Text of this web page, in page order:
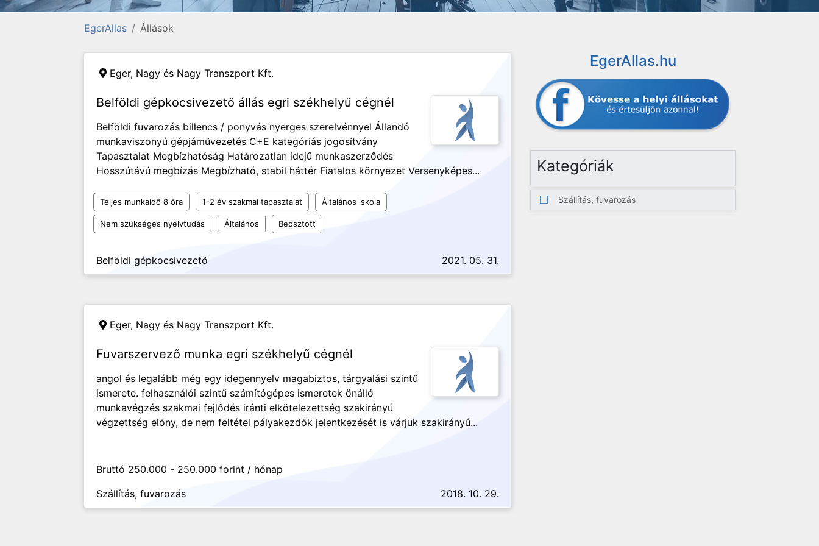
EgerAllas Állások
Eger, Nagy és Nagy Transzport Kft.
Belföldi gépkocsivezető állás egri székhelyű cégnél
Belföldi fuvarozás billencs / ponyvás nyerges szerelvénnyel Állandó
munkaviszonyú gépjáművezetés C+E kategóriás jogosítvány
Tapasztalat Megbízhatóság Határozatlan idejű munkaszerződés
Hosszútávú megbízás Megbízható, stabil háttér Fiatalos környezet Versenyképes...
Teljes munkaidő 8 óra 1-2 év szakmai tapasztalat Általános iskola
Nem szükséges nyelvtudás Általános Beosztott
Belföldi gépkocsivezető 2021. 05. 31.
Eger, Nagy és Nagy Transzport Kft.
Fuvarszervező munka egri székhelyű cégnél
angol és legalább még egy idegennyelv magabiztos, tárgyalási szintű
ismerete. felhasználói szintű számítógépes ismeretek önálló
munkavégzés szakmai fejlődés iránti elkötelezettség szakirányú
végzettség előny, de nem feltétel pályakezdők jelentkezését is várjuk szakirányú...
Bruttó 250.000 - 250.000 forint / hónap
Szállítás, fuvarozás
2018. 10. 29.
EgerAllas.hu
Kategóriák
Szállítás, fuvarozás